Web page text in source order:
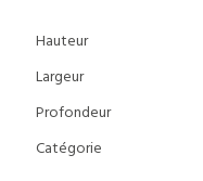
Hauteur
Largeur
Profondeur
Catégorie